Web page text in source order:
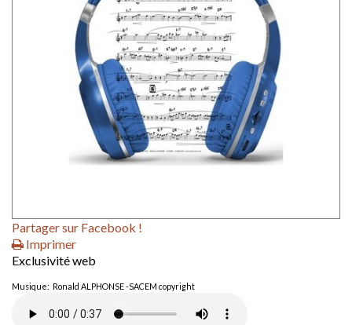
Partager sur Facebook !
Imprimer
Exclusivité web
Musique: Ronald ALPHONSE -SACEM copyright